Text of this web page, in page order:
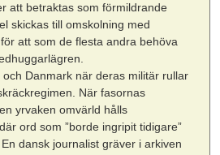
att betraktas som förmildrande
skickas till omskolning med
att som de flesta andra behöva
Danmark när deras militär rullar
När fasornas
yrvaken omvärld hålls
ord som ”borde ingripit tidigare”
dansk journalist gräver i arkiven